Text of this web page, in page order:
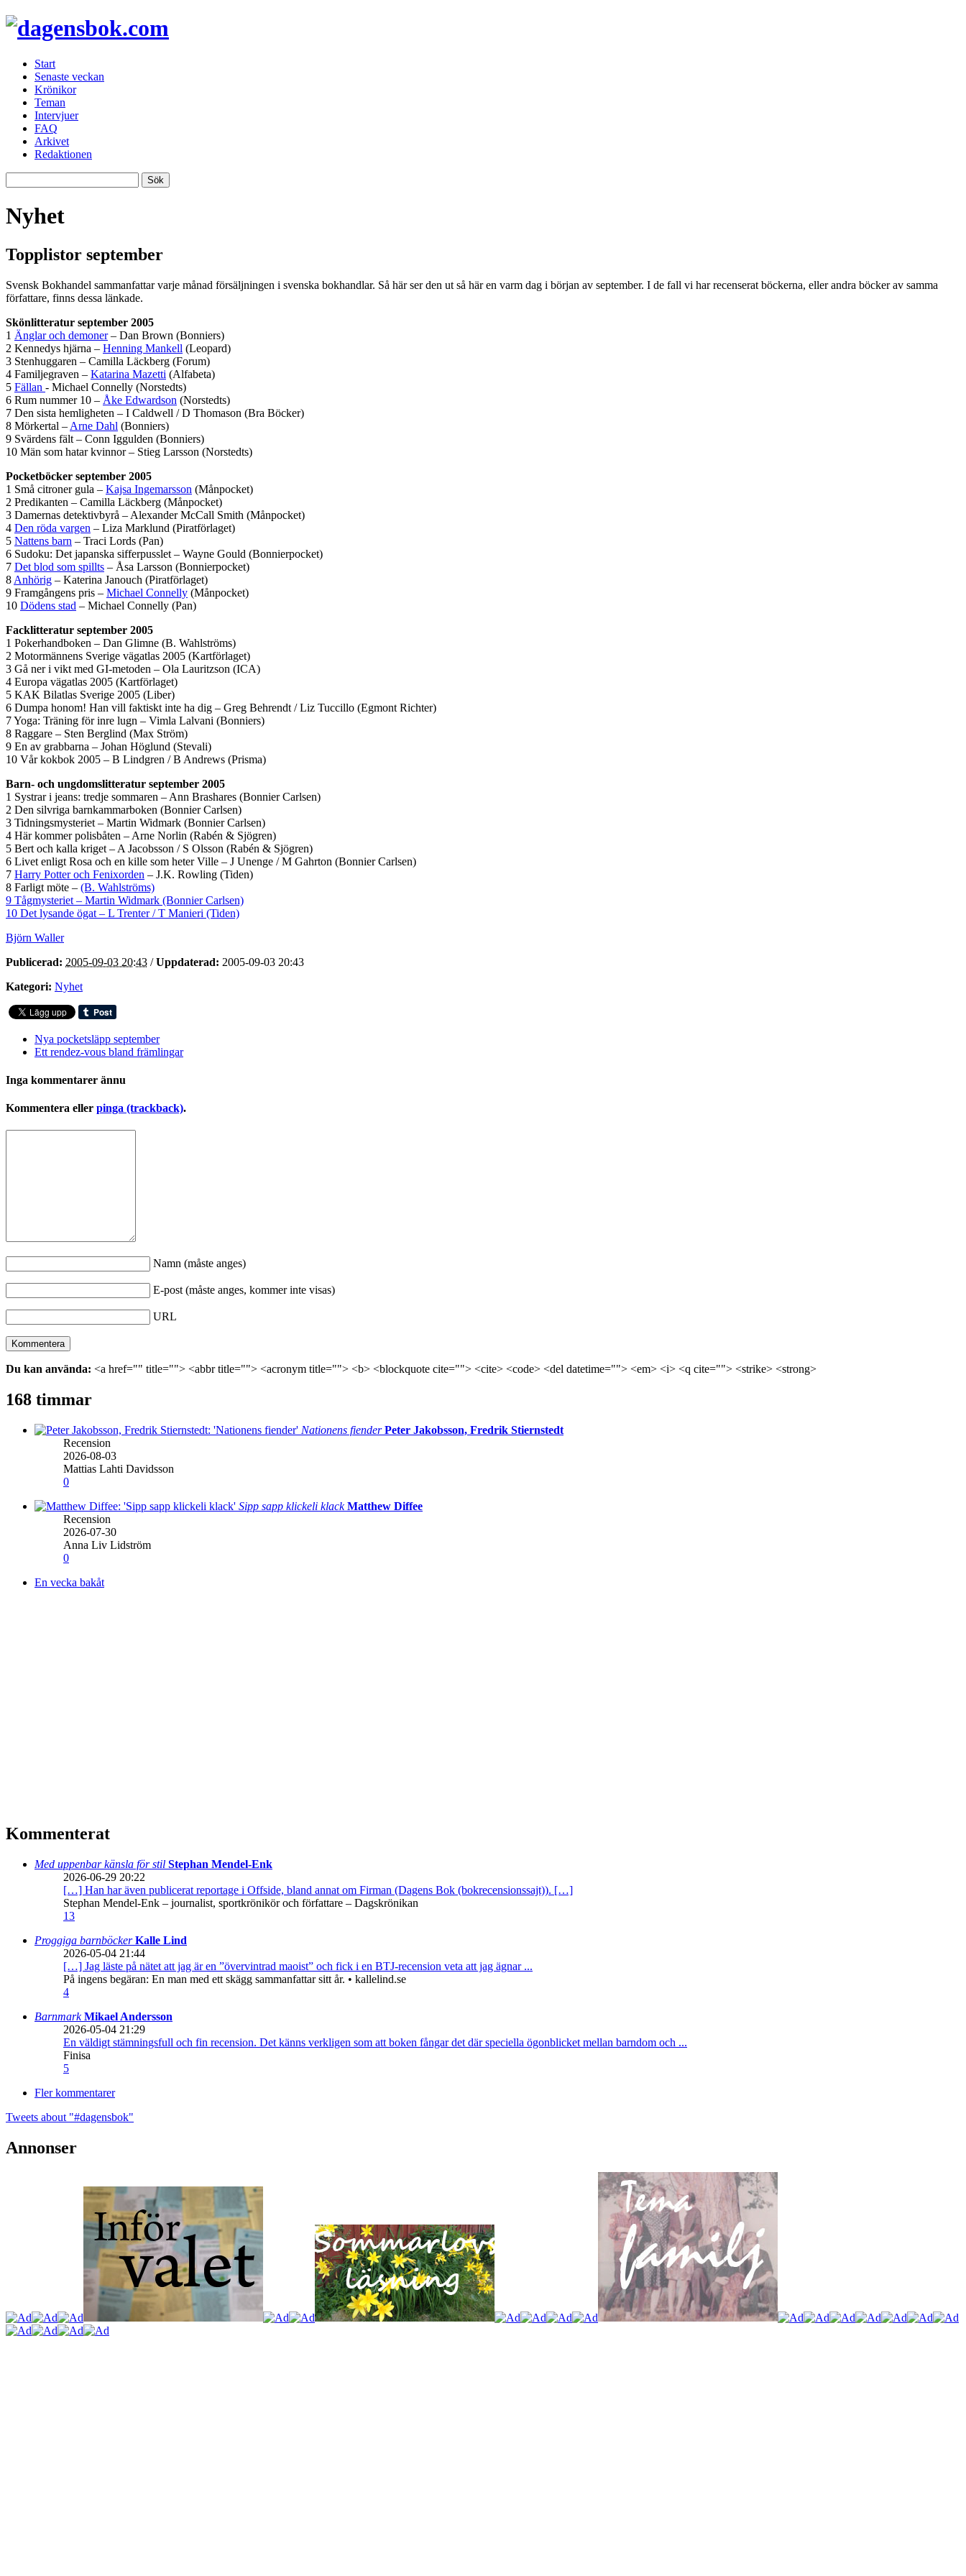
Start
Senaste veckan
Krönikor
Teman
Intervjuer
FAQ
Arkivet
Redaktionen
Nyhet
Topplistor september
Svensk Bokhandel sammanfattar varje månad försäljningen i svenska bokhandlar. Så här ser den ut så här en varm dag i början av september. I de fall vi har recenserat böckerna, eller andra böcker av samma
författare, finns dessa länkade.
Skönlitteratur september 2005
1 Änglar och demoner– Dan Brown (Bonniers)
2 Kennedys hjärna – Henning Mankell (Leopard)
3 Stenhuggaren – Camilla Läckberg (Forum)
4 Familjegraven – Katarina Mazetti (Alfabeta)
5 Fällan - Michael Connelly (Norstedts)
6 Rum nummer 10 – Åke Edwardson (Norstedts)
7 Den sista hemligheten – I Caldwell / D Thomason (Bra Böcker)
8 Mörkertal – Arne Dahl (Bonniers)
9 Svärdens fält – Conn Iggulden (Bonniers)
10 Män som hatar kvinnor – Stieg Larsson (Norstedts)
Pocketböcker september 2005
1 Små citroner gula – Kajsa Ingemarsson (Månpocket)
2 Predikanten – Camilla Läckberg (Månpocket)
3 Damernas detektivbyrå – Alexander McCall Smith (Månpocket)
4 Den röda vargen – Liza Marklund (Piratförlaget)
5 Nattens barn – Traci Lords (Pan)
6 Sudoku: Det japanska sifferpusslet – Wayne Gould (Bonnierpocket)
7 Det blod som spillts – Åsa Larsson (Bonnierpocket)
8 Anhörig – Katerina Janouch (Piratförlaget)
9 Framgångens pris – Michael Connelly (Månpocket)
10 Dödens stad – Michael Connelly (Pan)
Facklitteratur september 2005
1 Pokerhandboken – Dan Glimne (B. Wahlströms)
2 Motormännens Sverige vägatlas 2005 (Kartförlaget)
3 Gå ner i vikt med GI-metoden – Ola Lauritzson (ICA)
4 Europa vägatlas 2005 (Kartförlaget)
5 KAK Bilatlas Sverige 2005 (Liber)
6 Dumpa honom! Han vill faktiskt inte ha dig – Greg Behrendt / Liz Tuccillo (Egmont Richter)
7 Yoga: Träning för inre lugn – Vimla Lalvani (Bonniers)
8 Raggare – Sten Berglind (Max Ström)
9 En av grabbarna – Johan Höglund (Stevali)
10 Vår kokbok 2005 – B Lindgren / B Andrews (Prisma)
Barn- och ungdomslitteratur september 2005
1 Systrar i jeans: tredje sommaren – Ann Brashares (Bonnier Carlsen)
2 Den silvriga barnkammarboken (Bonnier Carlsen)
3 Tidningsmysteriet – Martin Widmark (Bonnier Carlsen)
4 Här kommer polisbåten – Arne Norlin (Rabén & Sjögren)
5 Bert och kalla kriget – A Jacobsson / S Olsson (Rabén & Sjögren)
6 Livet enligt Rosa och en kille som heter Ville – J Unenge / M Gahrton (Bonnier Carlsen)
7 Harry Potter och Fenixorden – J.K. Rowling (Tiden)
8 Farligt möte – (B. Wahlströms)
9 Tågmysteriet – Martin Widmark (Bonnier Carlsen)
10 Det lysande ögat – L Trenter / T Manieri (Tiden)
Björn Waller
Publicerad: 2005-09-03 20:43 /Uppdaterad: 2005-09-03 20:43
Kategori: Nyhet
Nya pocketsläpp september
Ett rendez-vous bland främlingar
Inga kommentarer ännu
Kommentera eller pinga (trackback).
Namn (måste anges)
E-post (måste anges, kommer inte visas)
URL
Du kan använda: <a href="" title=""> <abbr title=""> <acronym title=""> <b> <blockquote cite=""> <cite> <code> <del datetime=""> <em> <i> <q cite=""> <strike> <strong>
168 timmar
Nationens fiender Peter Jakobsson, Fredrik Stiernstedt
Recension
2026-08-03
Mattias Lahti Davidsson
0
Sipp sapp klickeli klack Matthew Diffee
Recension
2026-07-30
Anna Liv Lidström
0
En vecka bakåt
Kommenterat
Med uppenbar känsla för stil Stephan Mendel-Enk
2026-06-29 20:22
[…] Han har även publicerat reportage i Offside, bland annat om Firman (Dagens Bok (bokrecensionssajt)). […]
Stephan Mendel-Enk – journalist, sportkrönikör och författare – Dagskrönikan
13
Proggiga barnböckerKalle Lind
2026-05-04 21:44
[…] Jag läste på nätet att jag är en ”övervintrad maoist” och fick i en BTJ-recension veta att jag ägnar ...
På ingens begäran: En man med ett skägg sammanfattar sitt år. • kallelind.se
4
BarnmarkMikael Andersson
2026-05-04 21:29
En väldigt stämningsfull och fin recension. Det känns verkligen som att boken fångar det där speciella ögonblicket mellan barndom och ...
Finisa
5
Fler kommentarer
Tweets about "#dagensbok"
Annonser